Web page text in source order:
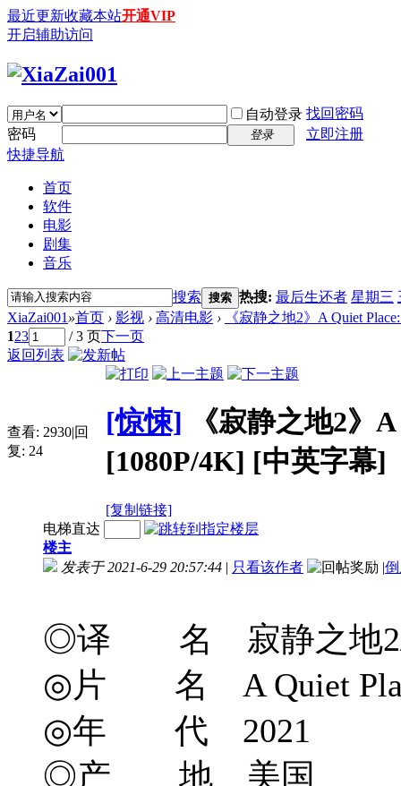
最近更新收藏本站开通VIP
开启辅助访问
自动登录 找回密码
密码
登录
立即注册
快捷导航
首页
软件
电影
剧集
音乐
搜索 搜索 热搜: 最后生还者 星期三
XiaZai001 »首页 › 影视 › 高清电影 ›
《寂静之地2》A Quiet
123 / 3 页下一页
返回列表
查看: 2930|回
复: 24
[惊悚]
《寂静之地2》
[1080P/4K] [中英字幕]
[复制链接]
电梯直达
楼主
发表于 2021-6-29 20:57:44 | 只看该作者 |
◎译 名 寂静之地2/噤
◎片 名 A Quiet
◎年 代 2021
◎产 地 美国